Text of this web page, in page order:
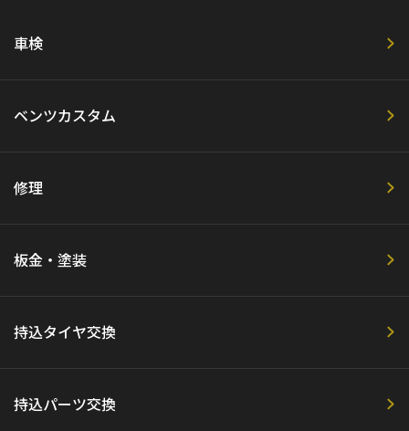
車検
ベンツカスタム
修理
板金・塗装
持込タイヤ交換
持込パーツ交換